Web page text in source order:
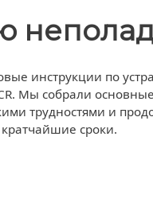
инструкции по
Мы собрали
трудностями и
сроки.